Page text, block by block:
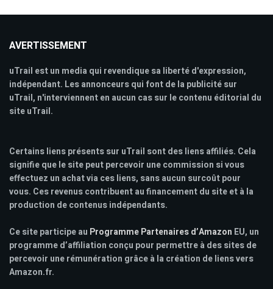
AVERTISSEMENT
uTrail est un media qui revendique sa liberté d'expression,
indépendant. Les annonceurs qui font de la publicité sur
uTrail, n'interviennent en aucun cas sur le contenu éditorial du
site uTrail.
Certains liens présents sur uTrail sont des liens affiliés. Cela
signifie que le site peut percevoir une commission si vous
effectuez un achat via ces liens, sans aucun surcoût pour
vous. Ces revenus contribuent au financement du site et à la
production de contenus indépendants.
Ce site participe au Programme Partenaires d’Amazon EU, un
programme d’affiliation conçu pour permettre à des sites de
percevoir une rémunération grâce à la création de liens vers
Amazon.fr.